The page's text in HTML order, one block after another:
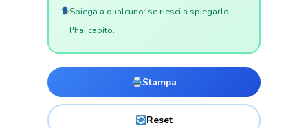
Spiega a qualcuno: se riesci a spiegarlo,
l'hai capito.
Stampa
Reset